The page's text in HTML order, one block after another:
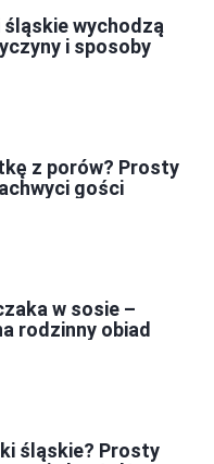
wychodzą
i sposoby
z porów? Prosty
gości
w sosie –
rodzinny obiad
śląskie? Prosty